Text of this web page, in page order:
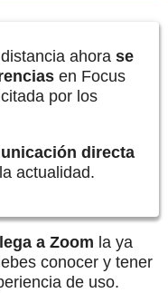
ahora se
en Focus
por los
directa
actualidad.
a Zoom la ya
conocer y tener
de uso.